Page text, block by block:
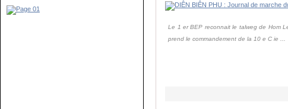
Le 1 er BEP reconnait le talweg de Hom
prend le commandement de la 10 e C ie ...